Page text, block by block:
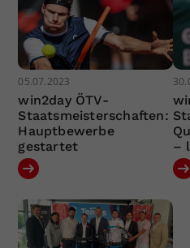
05.07.2023
win2day ÖTV-
Staatsmeisterschaften:
Hauptbewerbe
gestartet
–